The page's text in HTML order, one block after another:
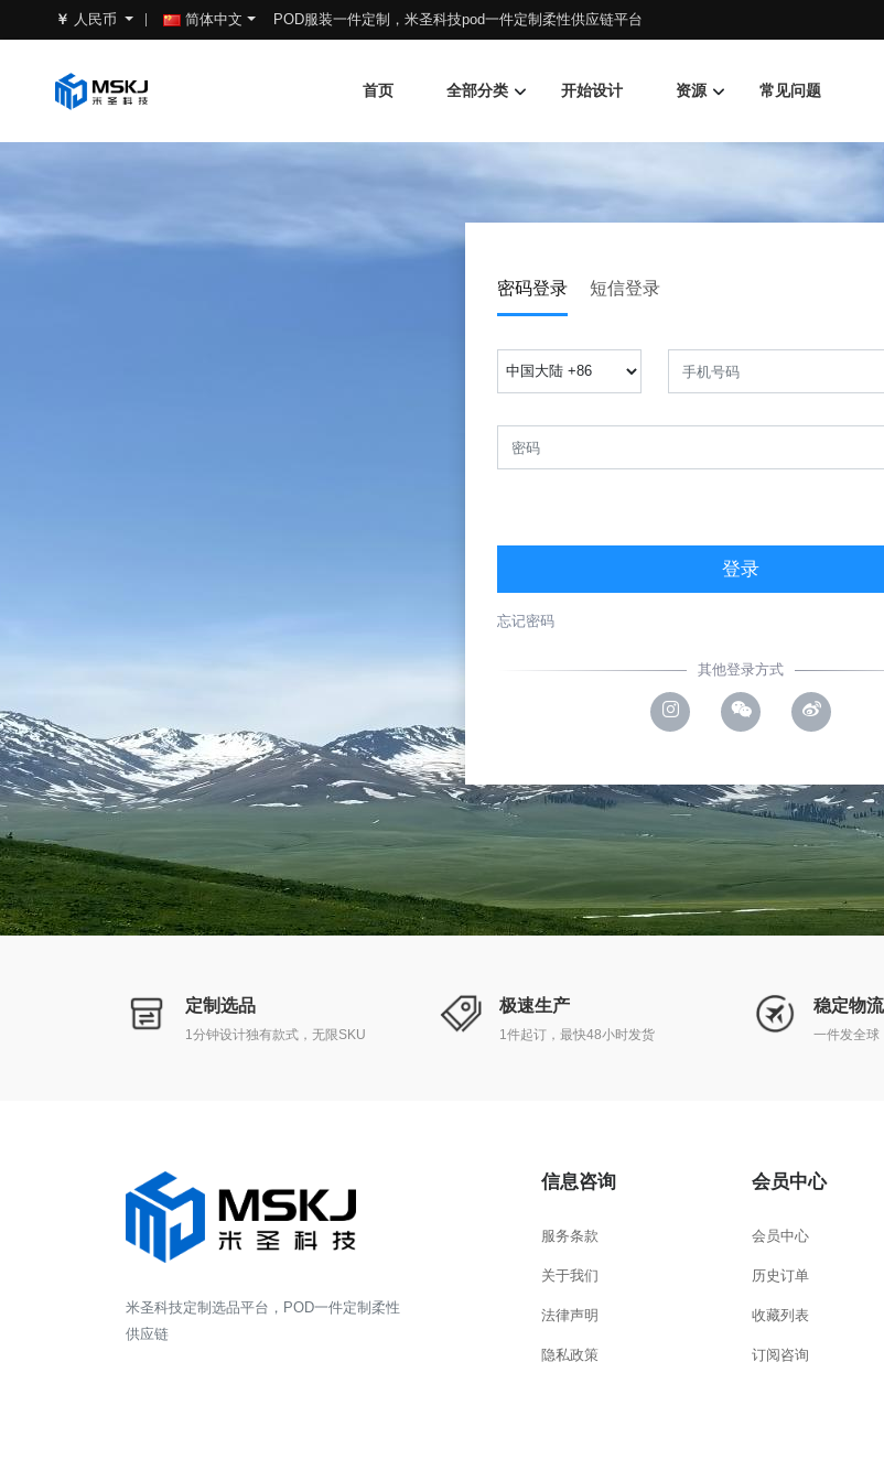
￥ 人民币 简体中文 POD服装一件定制，米圣科技pod一件定制柔性供应链平台
首页 全部分类 开始设计 资源 常见问题
密码登录 短信登录
登录
忘记密码
其他登录方式
定制选品
1分钟设计独有款式，无限SKU
极速生产
1件起订，最快48小时发货
稳定物流
一件发全球
米圣科技定制选品平台，POD一件定制柔性
供应链
信息咨询
服务条款
关于我们
法律声明
隐私政策
会员中心
会员中心
历史订单
收藏列表
订阅咨询